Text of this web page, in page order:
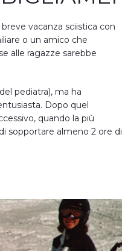
vacanza sciistica con
o un amico che
alle ragazze sarebbe
pediatra), ma ha
Dopo quel
quando la più
sopportare almeno 2 ore di